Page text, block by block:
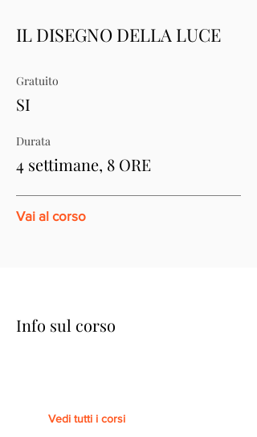
IL DISEGNO DELLA LUCE
Gratuito
SI
Durata
4 settimane, 8 ORE
Vai al corso
Info sul corso
Vedi tutti i corsi